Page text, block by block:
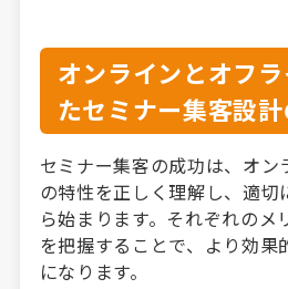
オンラインとオフ
たセミナー集客設
セミナー集客の成功は、オン
の特性を正しく理解し、適切
ら始まります。それぞれのメ
を把握することで、より効果
になります。